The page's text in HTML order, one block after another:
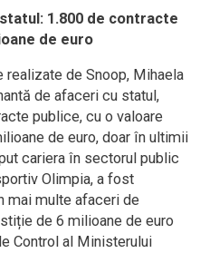
1.800 de contracte
de euro
de Snoop, Mihaela
de afaceri cu statul,
publice, cu o valoare
de euro, doar în ultimii
cariera în sectorul public
Olimpia, a fost
mai multe afaceri de
de 6 milioane de euro
Control al Ministerului